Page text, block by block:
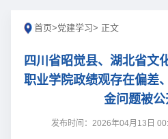
首页>党建学习> 正文
四川省昭觉县、湖北省文
职业学院政绩观存在偏差
金问题被
发布时间：2026年04月13日